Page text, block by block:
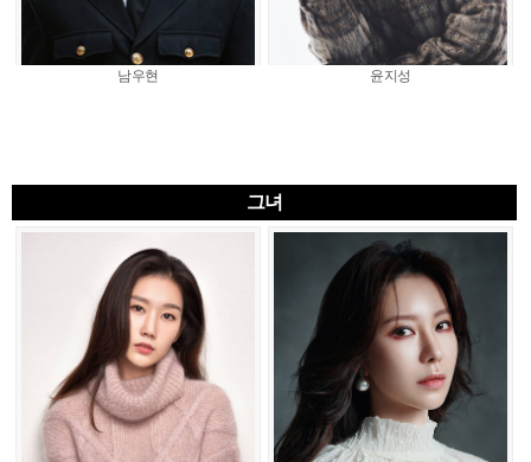
남우현 윤지성
그녀